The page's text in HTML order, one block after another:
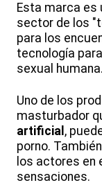
Esta marca es
sector de los
para los
tecnología
sexual humana.
Uno de los
masturbador
artificial ,
porno.
los actores en
sensaciones.